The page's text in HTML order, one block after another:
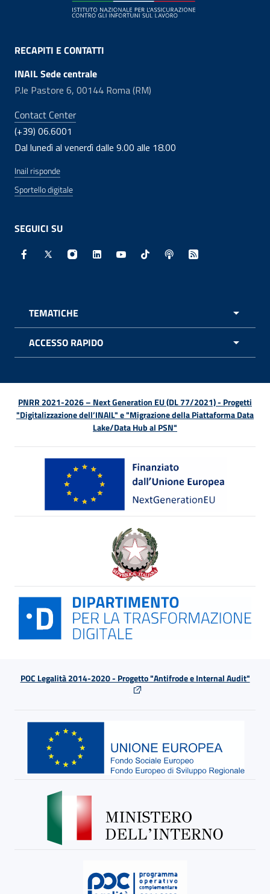
RECAPITI E CONTATTI
INAIL Sede centrale
P.le Pastore 6, 00144 Roma (RM)
Contact Center
(+39) 06.6001
Dal lunedì al venerdì dalle 9.00 alle 18.00
Inail risponde
Sportello digitale
SEGUICI SU
Facebook - Sito esterno - Apertura in nuova finestra
X - Sito esterno - Apertura in nuova finestra
Instagram - Sito esterno - Apertura in
Linkedin - Sito esterno - Apertura in
Youtube - Sito esterno -
TikTok - Sito esterno -
Spreaker - Sito
Feed RSS -
TEMATICHE
ACCESSO RAPIDO
PNRR 2021-2026 – Next Generation EU (DL 77/2021) - Progetti
"Digitalizzazione dell’INAIL" e "Migrazione della Piattaforma Data
Lake/Data Hub al PSN"
POC Legalità 2014-2020 - Progetto "Antifrode e Internal Audit"